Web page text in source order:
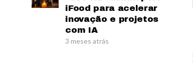
iFood para acelerar
inovação e projetos
com IA
3 meses atrás